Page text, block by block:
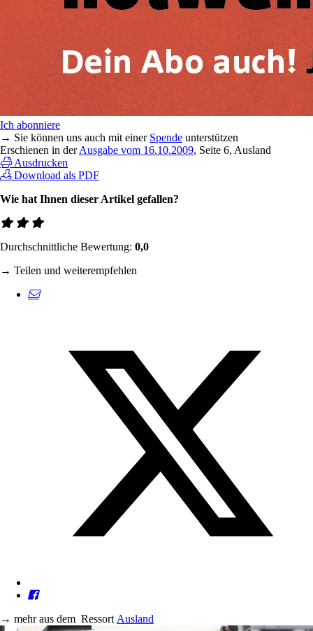
Ich abonniere
→ Sie können uns auch mit einer Spende unterstützen
Erschienen in derAusgabe vom 16.10.2009, Seite 6, Ausland
Ausdrucken
Download als PDF
Wie hat Ihnen dieser Artikel gefallen?
Durchschnittliche Bewertung: 0,0
→ Teilen und weiterempfehlen
→ mehr aus dem Ressort Ausland